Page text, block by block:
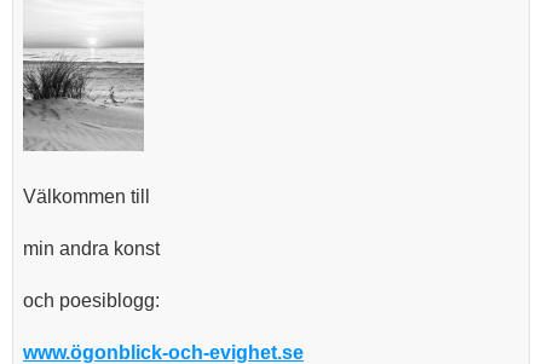
Välkommen till
min andra konst
och poesiblogg:
www.ögonblick-och-evighet.se